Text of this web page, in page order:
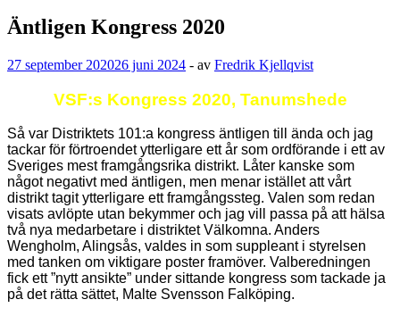
Äntligen Kongress 2020
27 september 202026 juni 2024 - av Fredrik Kjellqvist
VSF:s Kongress 2020, Tanumshede
Så var Distriktets 101:a kongress äntligen till ända och jag
tackar för förtroendet ytterligare ett år som ordförande i ett av
Sveriges mest framgångsrika distrikt. Låter kanske som
något negativt med äntligen, men menar istället att vårt
distrikt tagit ytterligare ett framgångssteg. Valen som redan
visats avlöpte utan bekymmer och jag vill passa på att hälsa
två nya medarbetare i distriktet Välkomna. Anders
Wengholm, Alingsås, valdes in som suppleant i styrelsen
med tanken om viktigare poster framöver. Valberedningen
fick ett ”nytt ansikte” under sittande kongress som tackade ja
på det rätta sättet, Malte Svensson Falköping.